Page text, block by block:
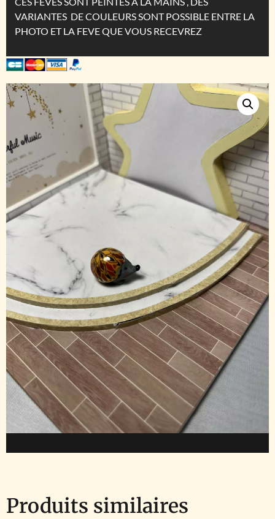
VARIANTES DE COULEURS SONT POSSIBLE ENTRE LA
PHOTO ET LA FEVE QUE VOUS RECEVREZ
Produits similaires